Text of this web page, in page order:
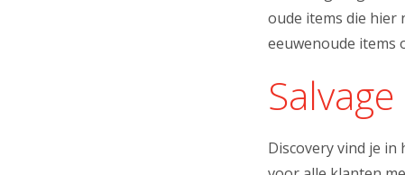
oude items die hier
eeuwenoude items
Discovery vind je in